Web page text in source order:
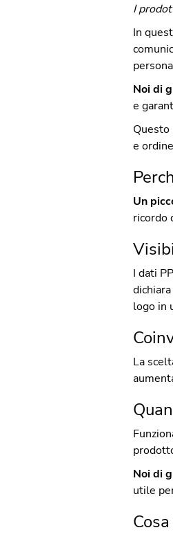
I
In
Noi di
e
Questo
e
Un
ricordo
I dati
logo in
La
Noi di
utile